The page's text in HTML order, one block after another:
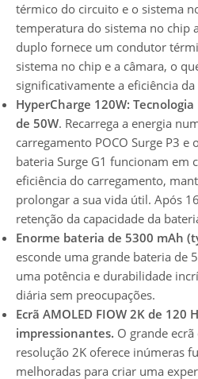
térmico do circuito e o sistema
temperatura do sistema no chip
duplo fornece um condutor
sistema no chip e a câmara, o
significativamente a eficiência
HyperCharge 120W:
de 50W. Recarrega a energia
carregamento POCO Surge P3 e
bateria Surge G1 funcionam em
eficiência do carregamento,
prolongar a sua vida útil. Após
retenção da capacidade da
Enorme bateria de 5300 mAh
esconde uma grande bateria de
uma potência e durabilidade
diária sem preocupações.
Ecrã AMOLED FIOW 2K de 120
impressionantes. O grande
resolução 2K oferece inúmeras
melhoradas para criar uma